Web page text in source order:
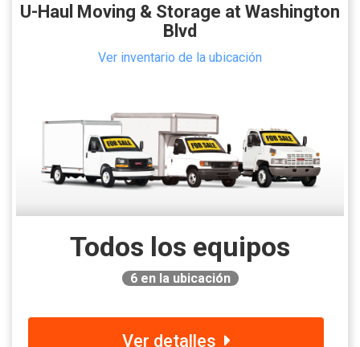
U-Haul Moving & Storage at Washington
Blvd
Ver inventario de la ubicación
Todos los equipos
6en la ubicación
Ver detalles